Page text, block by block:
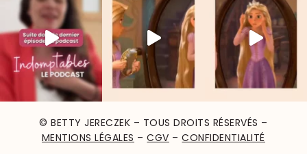
© BETTY JERECZEK – TOUS DROITS RÉSERVÉS –
MENTIONS LÉGALES –CGV –CONFIDENTIALITÉ